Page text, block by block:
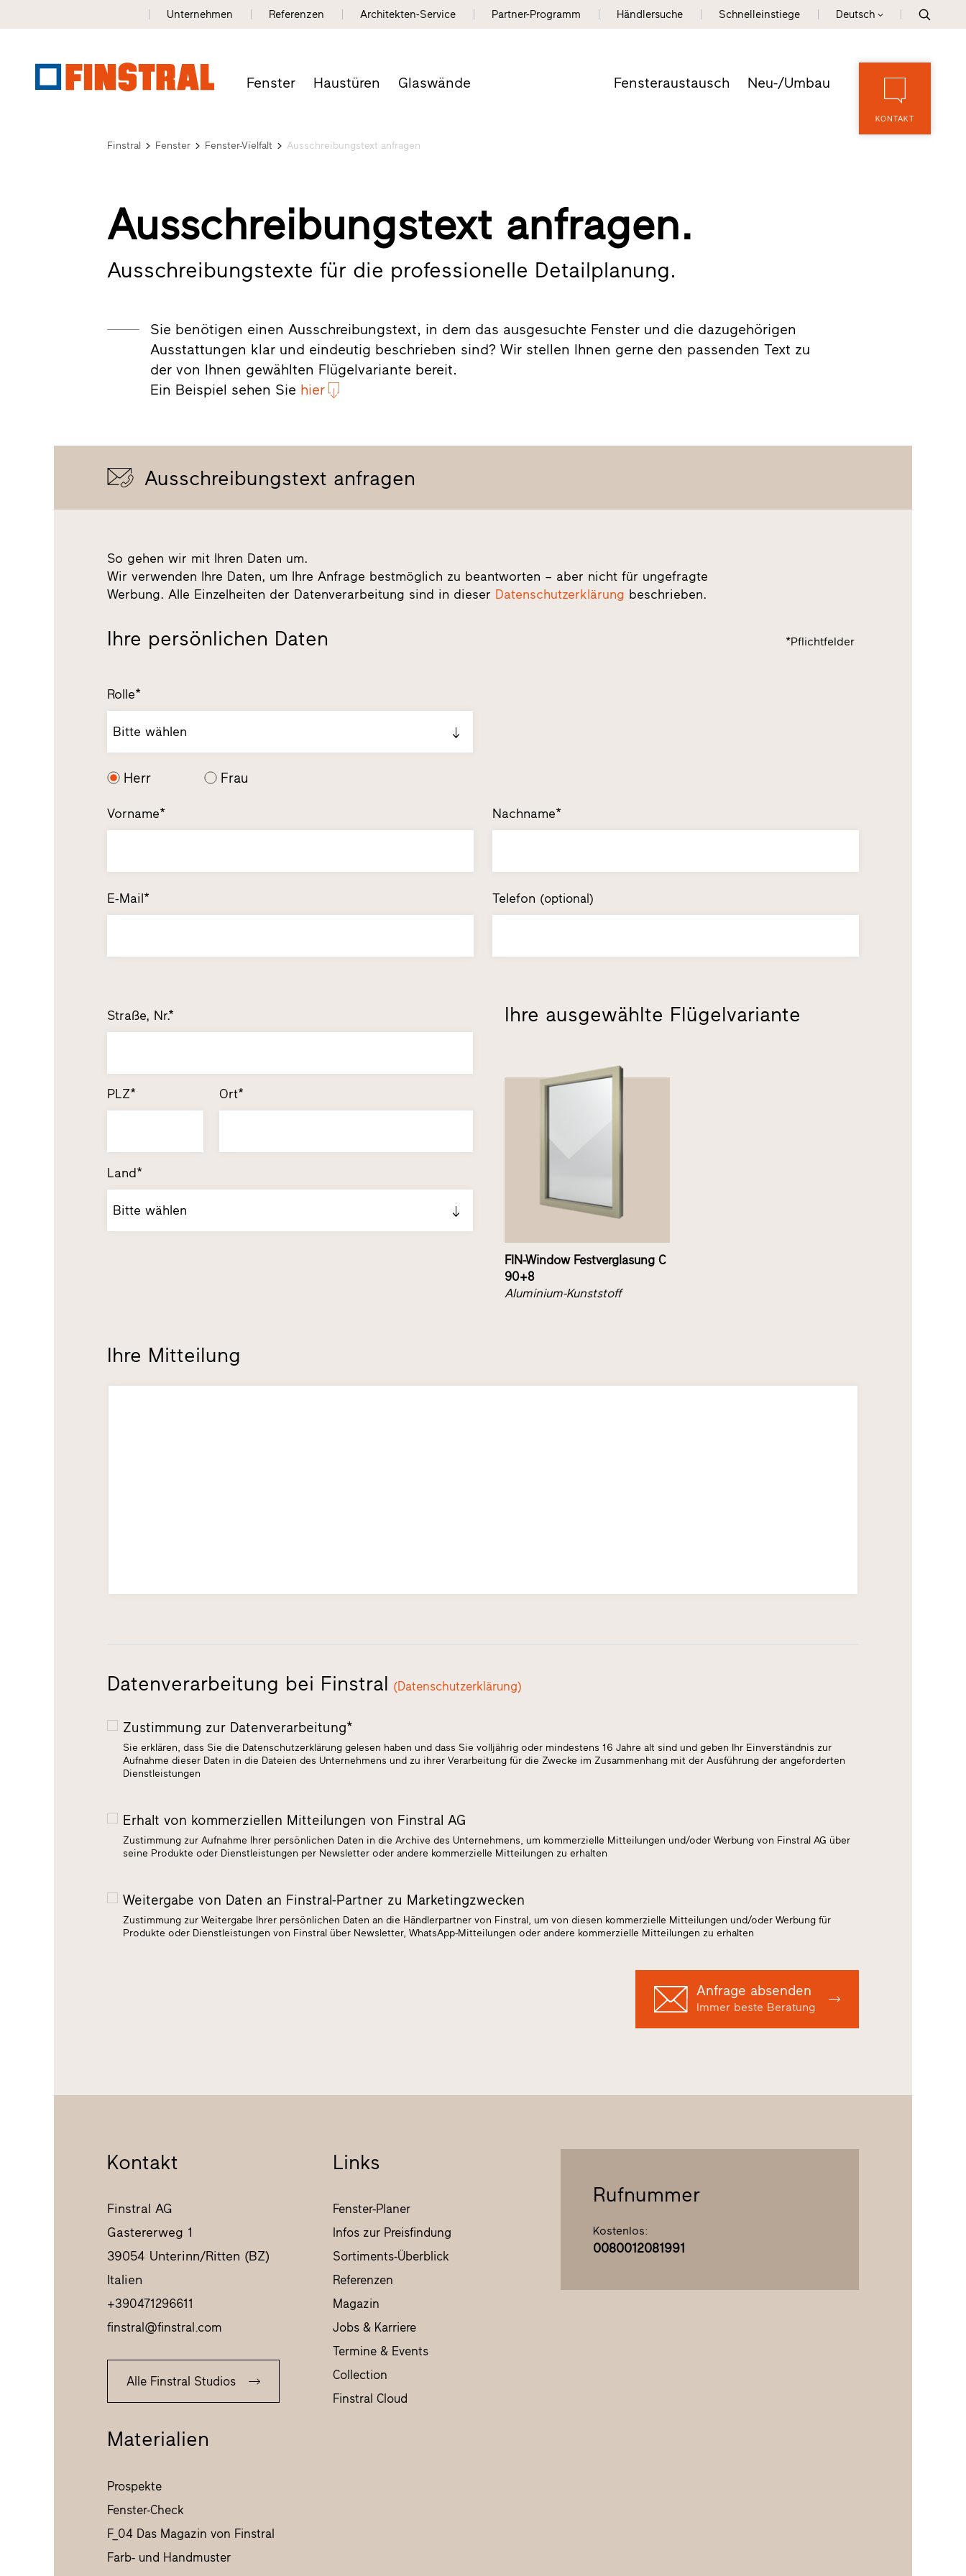
Unternehmen Referenzen Architekten-Service Partner-Programm Händlersuche Schnelleinstiege Deutsch
Fenster Haustüren Glaswände Fensteraustausch Neu-/Umbau
KONTAKT
Finstral Fenster Fenster-Vielfalt Ausschreibungstext anfragen
Ausschreibungstext anfragen.
Ausschreibungstexte für die professionelle Detailplanung.
Sie benötigen einen Ausschreibungstext, in dem das ausgesuchte Fenster und die dazugehörigen
Ausstattungen klar und eindeutig beschrieben sind? Wir stellen Ihnen gerne den passenden Text zu
der von Ihnen gewählten Flügelvariante bereit.
Ein Beispiel sehen Sie hier
Ausschreibungstext anfragen
So gehen wir mit Ihren Daten um.
Wir verwenden Ihre Daten, um Ihre Anfrage bestmöglich zu beantworten – aber nicht für ungefragte
Werbung. Alle Einzelheiten der Datenverarbeitung sind in dieser Datenschutzerklärung beschrieben.
Ihre persönlichen Daten *Pflichtfelder
Rolle*
Bitte wählen
Herr Frau
Vorname* Nachname*
E-Mail* Telefon (optional)
Straße, Nr.*
PLZ* Ort*
Land*
Bitte wählen
Ihre ausgewählte Flügelvariante
FIN-Window Festverglasung C
90+8
Aluminium-Kunststoff
Ihre Mitteilung
Datenverarbeitung bei Finstral (Datenschutzerklärung)
Zustimmung zur Datenverarbeitung*
Sie erklären, dass Sie die Datenschutzerklärung gelesen haben und dass Sie volljährig oder mindestens 16 Jahre alt sind und geben Ihr Einverständnis zur
Aufnahme dieser Daten in die Dateien des Unternehmens und zu ihrer Verarbeitung für die Zwecke im Zusammenhang mit der Ausführung der angeforderten
Dienstleistungen
Erhalt von kommerziellen Mitteilungen von Finstral AG
Zustimmung zur Aufnahme Ihrer persönlichen Daten in die Archive des Unternehmens, um kommerzielle Mitteilungen und/oder Werbung von Finstral AG über
seine Produkte oder Dienstleistungen per Newsletter oder andere kommerzielle Mitteilungen zu erhalten
Weitergabe von Daten an Finstral-Partner zu Marketingzwecken
Zustimmung zur Weitergabe Ihrer persönlichen Daten an die Händlerpartner von Finstral, um von diesen kommerzielle Mitteilungen und/oder Werbung für
Produkte oder Dienstleistungen von Finstral über Newsletter, WhatsApp-Mitteilungen oder andere kommerzielle Mitteilungen zu erhalten
Anfrage absenden
Immer beste Beratung
Kontakt
Finstral AG
Gastererweg 1
39054 Unterinn/Ritten (BZ)
Italien
+390471296611
finstral@finstral.com
Alle Finstral Studios
Links
Fenster-Planer
Infos zur Preisfindung
Sortiments-Überblick
Referenzen
Magazin
Jobs & Karriere
Termine & Events
Collection
Finstral Cloud
Materialien
Prospekte
Fenster-Check
F_04 Das Magazin von Finstral
Farb- und Handmuster
Rufnummer
Kostenlos:
0080012081991